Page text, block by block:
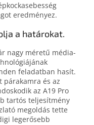
eredményez.
a határokat.
nagy méretű média­
feladat­ban hasít.
pára­kamra és az
az A19 Pro
tartós teljesítmény
megoldás tette
legerősebb